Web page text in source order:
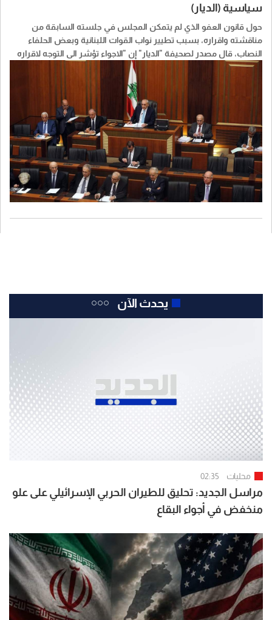
سياسية (الديار)
حول قانون العفو الذي لم يتمكن المجلس في جلسته السابقة من
مناقشته واقراره، بسبب تطيير نواب القوات اللبنانية وبعض الحلفاء
النصاب، قال مصدر لصحيفة "الديار" إن "الاجواء تؤشر الى التوجه لاقراره
باكثرية كبيرة، في ضوء ما جرى مؤخرا".
يحدث الآن
محليات 02:35
مراسل الجديد: تحليق للطيران الحربي الإسرائيلي على علو
منخفض في أجواء البقاع